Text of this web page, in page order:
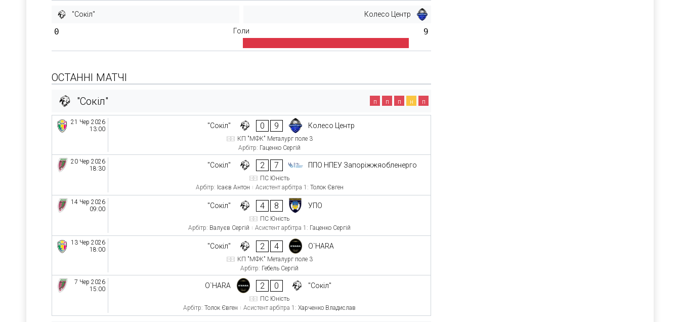
"Сокіл" Колесо Центр
0 Голи 9
ОСТАННІ МАТЧІ
"Сокіл"
п п п н п
21 Чер 2026
13:00
"Сокіл" 0 9 Колесо Центр
КП "МФК" Металург поле 3
Арбітр: Гаценко Сергій
20 Чер 2026
18:30
"Сокіл" 2 7 ППО НПЕУ Запоріжжяобленерго
ПС Юність
Арбітр: Ісаєв Антон Асистент арбітра 1: Толок Євген
14 Чер 2026
09:00
"Сокіл" 4 8 УПО
ПС Юність
Арбітр: Валуєв Сергій Асистент арбітра 1: Гаценко Сергій
13 Чер 2026
18:00
"Сокіл" 2 4 O`HARA
КП "МФК" Металург поле 3
Арбітр: Гебель Сергій
7 Чер 2026
15:00
O`HARA 2 0 "Сокіл"
ПС Юність
Арбітр: Толок Євген Асистент арбітра 1: Харченко Владислав